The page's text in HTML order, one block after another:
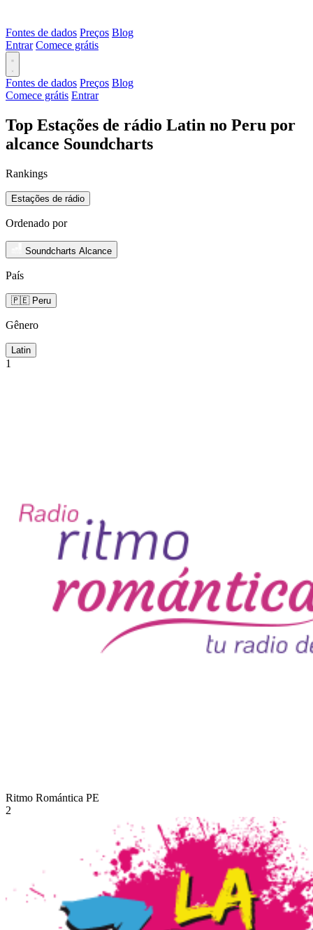
Fontes de dados Preços Blog
Entrar Comece grátis
Fontes de dados Preços Blog
Comece grátis Entrar
Top Estações de rádio Latin no Peru por
alcance Soundcharts
Rankings
Estações de rádio
Ordenado por
Soundcharts Alcance
País
🇵🇪 Peru
Gênero
Latin
1
Ritmo Romántica PE
2